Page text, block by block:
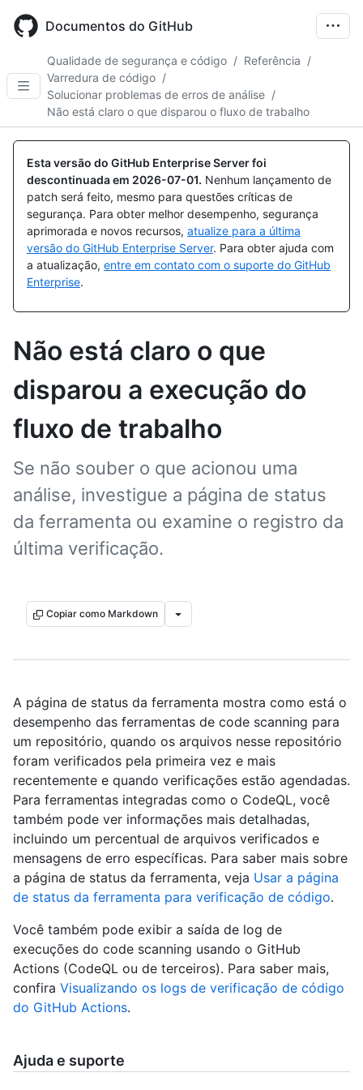
main
Documentos do GitHub
Qualidade de segurança e código / Referência /
Varredura de código /
Solucionar problemas de erros de análise /
Não está claro o que disparou o fluxo de trabalho
Esta versão do GitHub Enterprise Server foi
descontinuada em 2026-07-01. Nenhum lançamento de
patch será feito, mesmo para questões críticas de
segurança. Para obter melhor desempenho, segurança
aprimorada e novos recursos, atualize para a última
versão do GitHub Enterprise Server. Para obter ajuda com
a atualização, entre em contato com o suporte do GitHub
Enterprise.
Não está claro o que
disparou a execução do
fluxo de trabalho
Se não souber o que acionou uma
análise, investigue a página de status
da ferramenta ou examine o registro da
última verificação.
Copiar como Markdown
A página de status da ferramenta mostra como está o
desempenho das ferramentas de code scanning para
um repositório, quando os arquivos nesse repositório
foram verificados pela primeira vez e mais
recentemente e quando verificações estão agendadas.
Para ferramentas integradas como o CodeQL, você
também pode ver informações mais detalhadas,
incluindo um percentual de arquivos verificados e
mensagens de erro específicas. Para saber mais sobre
a página de status da ferramenta, veja Usar a página
de status da ferramenta para verificação de código.
Você também pode exibir a saída de log de
execuções do code scanning usando o GitHub
Actions (CodeQL ou de terceiros). Para saber mais,
confira Visualizando os logs de verificação de código
do GitHub Actions.
Ajuda e suporte